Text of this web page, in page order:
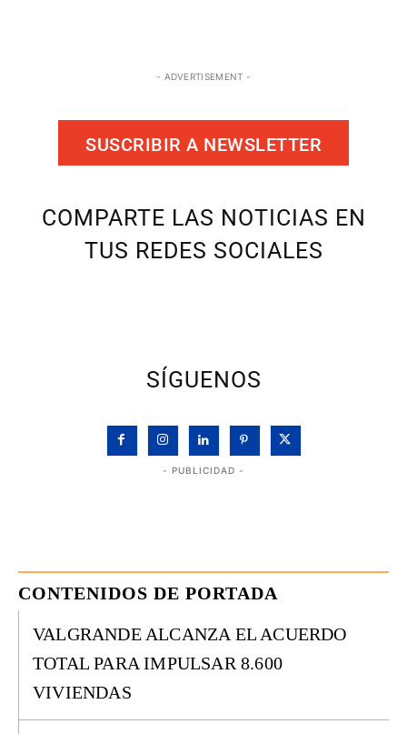
- ADVERTISEMENT -
SUSCRIBIR A NEWSLETTER
COMPARTE LAS NOTICIAS EN
TUS REDES SOCIALES
SÍGUENOS
- PUBLICIDAD -
CONTENIDOS DE PORTADA
VALGRANDE ALCANZA EL ACUERDO
TOTAL PARA IMPULSAR 8.600
VIVIENDAS